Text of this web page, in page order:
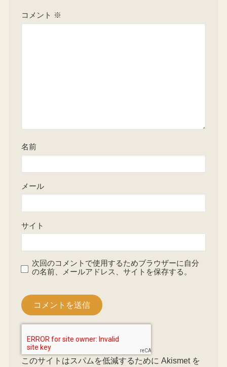
コメント ※
名前
メール
サイト
次回のコメントで使用するためブラウザーに自分
の名前、メールアドレス、サイトを保存する。
このサイトはスパムを低減するために Akismet を